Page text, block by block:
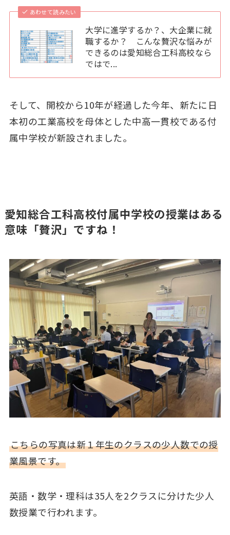
あわせて読みたい
大学に進学するか？、大企業に就
職するか？ こんな贅沢な悩みが
できるのは愛知総合工科高校なら
ではで...
そして、開校から10年が経過した今年、新たに日
本初の工業高校を母体とした中高一貫校である付
属中学校が新設されました。
愛知総合工科高校付属中学校の授業はある
意味「贅沢」ですね！
こちらの写真は新１年生のクラスの少人数での授
業風景です。
英語・数学・理科は35人を2クラスに分けた少人
数授業で行われます。